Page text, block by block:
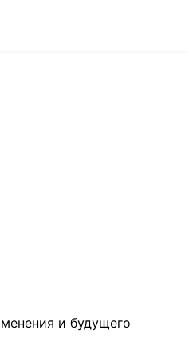
и будущего